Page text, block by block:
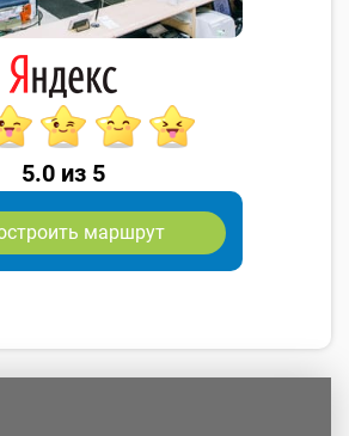
5.0 из 5
маршрут